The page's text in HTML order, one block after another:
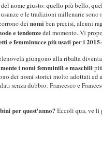
nome giusto: quello più bello,
e le tradizioni millenarie
dei nomiben precisi, alcuni
e tendenzedel momento. Vi
e femminucce più usati per i
giungono alla ribalta
i nomi femminili e maschili
dei nomi storici molto adottati ed
senza dubbio: Francesco e
per quest'anno? Eccoli qua, ve li